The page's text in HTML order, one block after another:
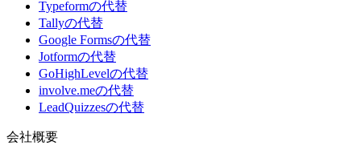
Typeformの代替
Tallyの代替
Google Formsの代替
Jotformの代替
GoHighLevelの代替
involve.meの代替
LeadQuizzesの代替
会社概要